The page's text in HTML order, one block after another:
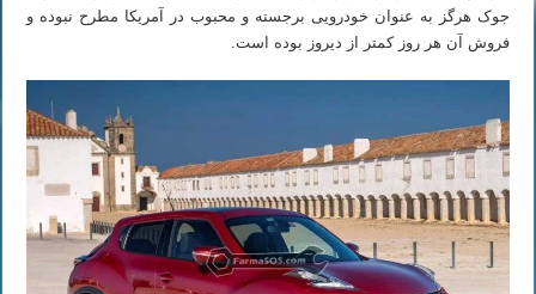
جوک هرگز به عنوان خودرویی برجسته و محبوب در آمریکا مطرح نبوده و
فروش آن هر روز کمتر از دیروز بوده است.